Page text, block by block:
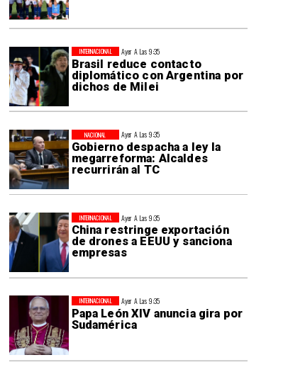
Ayer A Las 9:35
Brasil reduce contacto
diplomático con Argentina por
dichos de Milei
INTERNACIONAL
Ayer A Las 9:35
Gobierno despacha a ley la
megarreforma: Alcaldes
recurrirán al TC
NACIONAL
Ayer A Las 9:35
China restringe exportación
de drones a EEUU y sanciona
empresas
INTERNACIONAL
Ayer A Las 9:35
Papa León XIV anuncia gira por
Sudamérica
INTERNACIONAL